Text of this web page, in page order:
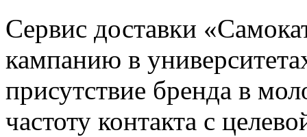
Сервис доставки
кампанию в
присутствие бренда в
частоту контакта с